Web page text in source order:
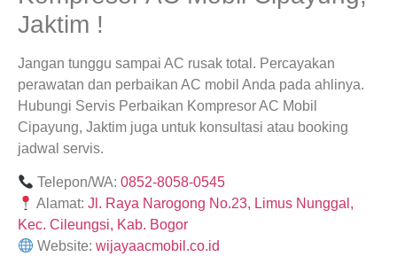
Jaktim !
Jangan tunggu sampai AC rusak total. Percayakan
perawatan dan perbaikan AC mobil Anda pada ahlinya.
Hubungi Servis Perbaikan Kompresor AC Mobil
Cipayung, Jaktim juga untuk konsultasi atau booking
jadwal servis.
Telepon/WA:0852-8058-0545
Alamat:Jl. Raya Narogong No.23, Limus Nunggal,
Kec. Cileungsi, Kab. Bogor
Website:wijayaacmobil.co.id